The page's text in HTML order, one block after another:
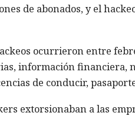
de abonados, y el
ocurrieron entre
información
de conducir,
extorsionaban a las